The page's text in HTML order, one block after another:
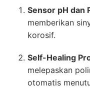
Sensor pH dan
memberikan
korosif.
Self-Healing
melepaskan
otomatis